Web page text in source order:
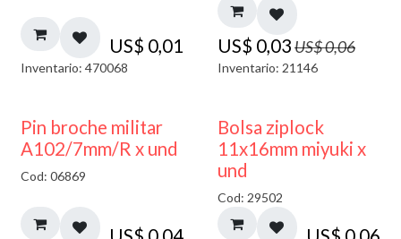
US$ 0,01
Inventario: 470068
US$ 0,03US$0,06
Inventario: 21146
Pin broche militar
A102/7mm/R x und
Cod: 06869
¡NUEVO!
Bolsa ziplock
11x16mm miyuki x
und
Cod: 29502